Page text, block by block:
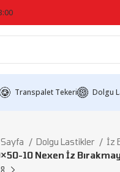
Transpalet Tekeri Dolgu
Dolgu Lastikler
İz
10 Nexen İz